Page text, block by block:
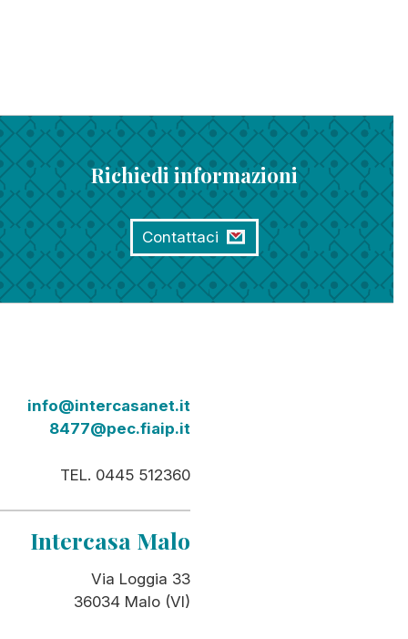
Richiedi informazioni
Contattaci
info@intercasanet.it
8477@pec.fiaip.it
TEL. 0445 512360
Intercasa Malo
Via Loggia 33
36034 Malo (VI)